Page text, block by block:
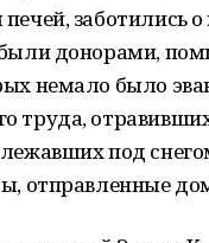
заботились
донорами,
немало было
труда,
под
отправленные